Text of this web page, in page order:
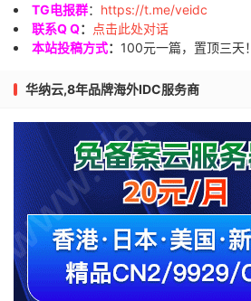
TG电报群： https://t.me/veidc
联系Q Q：
点击此处对话
本站投稿方式： 100元一篇，置顶三天！
华纳云,8年品牌海外IDC服务商